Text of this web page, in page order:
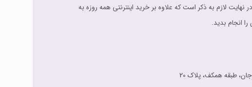
نهایت لازم به ذکر است که علاوه بر خرید اینترنتی همه روزه به
انجام بدید.
طبقه همکف، پلاک 20